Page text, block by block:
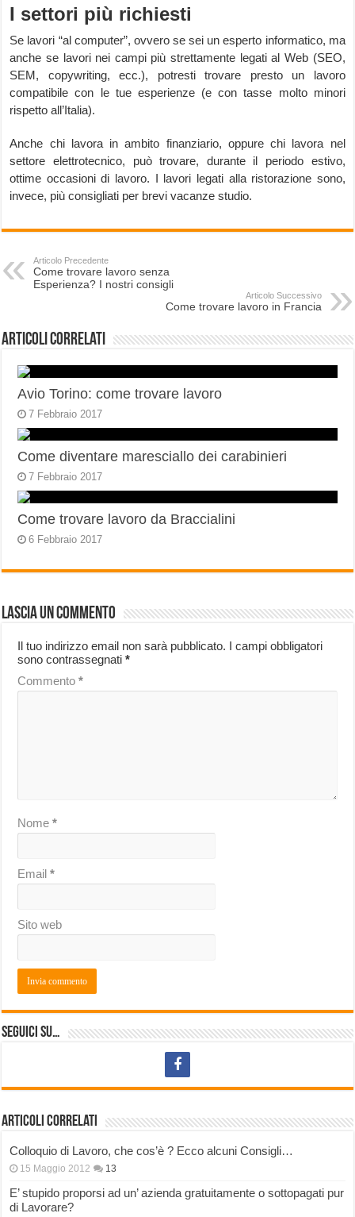
I settori più richiesti
Se lavori “al computer”, ovvero se sei un esperto informatico, ma
anche se lavori nei campi più strettamente legati al Web (SEO,
SEM, copywriting, ecc.), potresti trovare presto un lavoro
compatibile con le tue esperienze (e con tasse molto minori
rispetto all’Italia).
Anche chi lavora in ambito finanziario, oppure chi lavora nel
settore elettrotecnico, può trovare, durante il periodo estivo,
ottime occasioni di lavoro. I lavori legati alla ristorazione sono,
invece, più consigliati per brevi vacanze studio.
Articolo Precedente
Come trovare lavoro senza
Esperienza? I nostri consigli
Articolo Successivo
Come trovare lavoro in Francia
Articoli correlati
Avio Torino: come trovare lavoro
7 Febbraio 2017
Come diventare maresciallo dei carabinieri
7 Febbraio 2017
Come trovare lavoro da Braccialini
6 Febbraio 2017
Lascia un commento
Il tuo indirizzo email non sarà pubblicato. I campi obbligatori
sono contrassegnati*
Commento*
Nome*
Email*
Sito web
Seguici su…
Articoli correlati
Colloquio di Lavoro, che cos’è ? Ecco alcuni Consigli…
15 Maggio 2012 13
E’ stupido proporsi ad un’ azienda gratuitamente o sottopagati pur
di Lavorare?